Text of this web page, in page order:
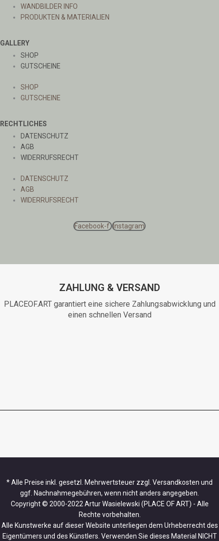
WANDBILDER INFO
PRODUKTEN & MATERIALIEN
GALLERY
SHOP
GUTSCHEINE
SHOP
GUTSCHEINE
RECHTLICHES
DATENSCHUTZ
AGB
WIDERRUFSRECHT
DATENSCHUTZ
AGB
WIDERRUFSRECHT
Facebook-f Instagram
ZAHLUNG & VERSAND
PLACEOF.ART garantiert eine sichere Zahlungsabwicklung und
einen schnellen Versand
* Alle Preise inkl. gesetzl. Mehrwertsteuer zzgl. Versandkosten und
ggf. Nachnahmegebühren, wenn nicht anders angegeben.
Copyright © 2000-2022 Artur Wasielewski (PLACE OF ART) - Alle
Rechte vorbehalten.
Alle Kunstwerke auf dieser Website unterliegen dem Urheberrecht des
Eigentümers und des Künstlers. Verwenden Sie dieses Material NICHT